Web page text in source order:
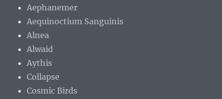
Aephanemer
Aequinoctium Sanguinis
Alnea
Alwaid
Aythis
Collapse
Cosmic Birds